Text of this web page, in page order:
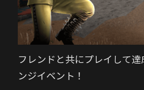
フレンドと共にプレイして
ンジイベント！